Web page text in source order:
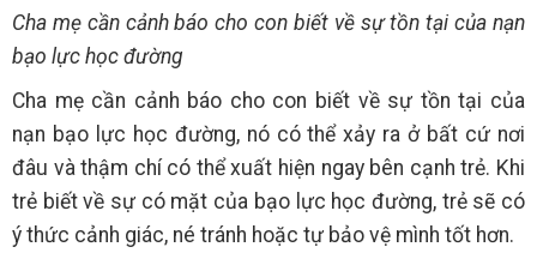
Cha mẹ cần cảnh báo cho con biết về sự tồn tại của nạn
bạo lực học đường
Cha mẹ cần cảnh báo cho con biết về sự tồn tại của
nạn bạo lực học đường, nó có thể xảy ra ở bất cứ nơi
đâu và thậm chí có thể xuất hiện ngay bên cạnh trẻ. Khi
trẻ biết về sự có mặt của bạo lực học đường, trẻ sẽ có
ý thức cảnh giác, né tránh hoặc tự bảo vệ mình tốt hơn.